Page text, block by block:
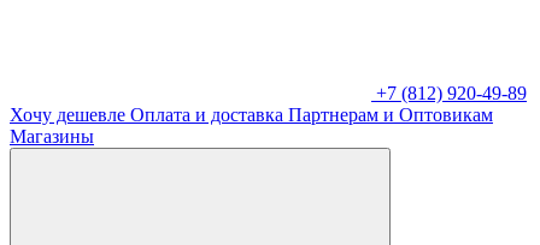
+7 (812) 920-49-89
Хочу дешевле Оплата и доставка Партнерам и Оптовикам
Магазины